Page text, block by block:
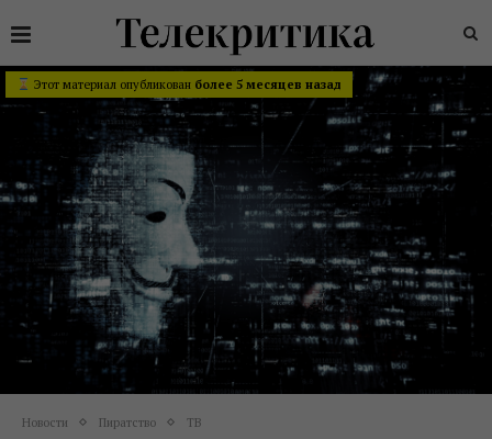
Этот материал опубликован более 5 месяцев назад
Новости Пиратство ТВ